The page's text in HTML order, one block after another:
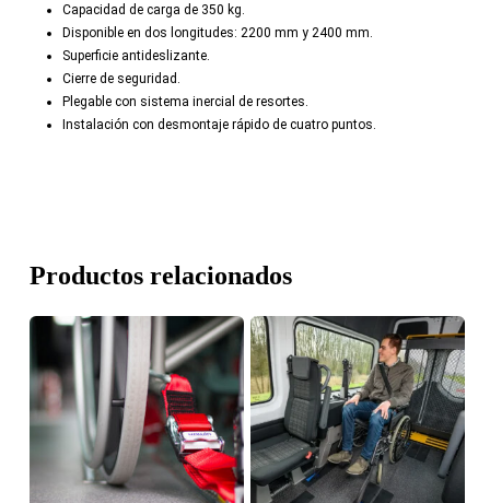
Capacidad de carga de 350 kg.
Disponible en dos longitudes: 2200 mm y 2400 mm.
Superficie antideslizante.
Cierre de seguridad.
Plegable con sistema inercial de resortes.
Instalación con desmontaje rápido de cuatro puntos.
Productos relacionados